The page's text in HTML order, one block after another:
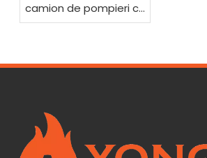
camion de pompieri cu
spumă pentru
industriale